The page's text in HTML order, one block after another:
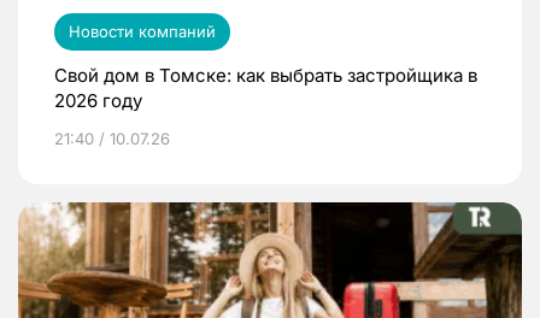
Новости компаний
Свой дом в Томске: как выбрать застройщика в
2026 году
21:40 / 10.07.26